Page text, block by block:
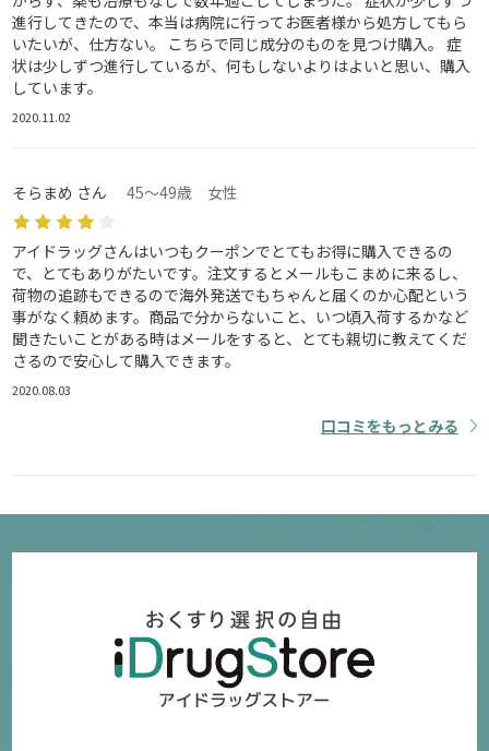
進行してきたので、本当は病院に行ってお医者様から処方してもら
いたいが、仕方ない。 こちらで同じ成分のものを見つけ購入。 症
状は少しずつ進行しているが、何もしないよりはよいと思い、購入
しています。
2020.11.02
そらまめ さん 45～49歳 女性
アイドラッグさんはいつもクーポンでとてもお得に購入できるの
で、とてもありがたいです。注文するとメールもこまめに来るし、
荷物の追跡もできるので海外発送でもちゃんと届くのか心配という
事がなく頼めます。商品で分からないこと、いつ頃入荷するかなど
聞きたいことがある時はメールをすると、とても親切に教えてくだ
さるので安心して購入できます。
2020.08.03
口コミをもっとみる